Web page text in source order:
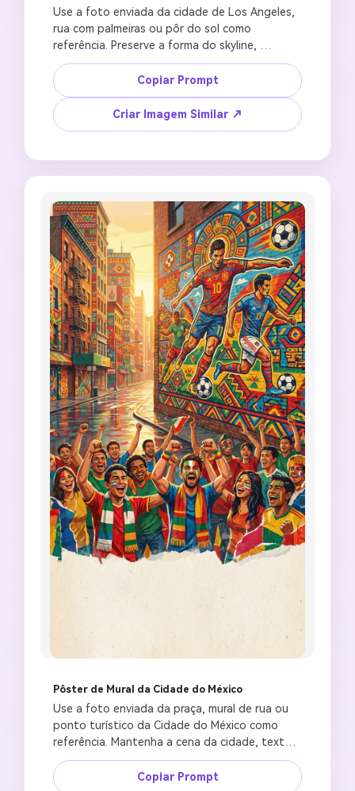
Use a foto enviada da cidade de Los Angeles,
rua com palmeiras ou pôr do sol como
referência. Preserve a forma do skyline,
silhuetas de palmeiras, luz quente e
profundidade original. Crie um pôster de
cidade sede de futebol com IA com brilho de
estádio na hora dourada, palmeiras, trilha
dinâmica de bola, céu cinematográfico, energia
personalizado, acabamento de pôster de
evento de alto nível, corte 4:5, sem marca
jogador, sem logotipo de marca, sem palavras
falsas, sem palmeiras distorcidas.
Copiar Prompt
Criar Imagem Similar ↗
Pôster de Mural da Cidade do México
Use a foto enviada da praça, mural de rua ou
ponto turístico da Cidade do México como
referência. Mantenha a cena da cidade, textura
da parede, escala humana e iluminação
realistas. Crie um pôster vibrante de cidade
Copiar Prompt
Crie imagens com